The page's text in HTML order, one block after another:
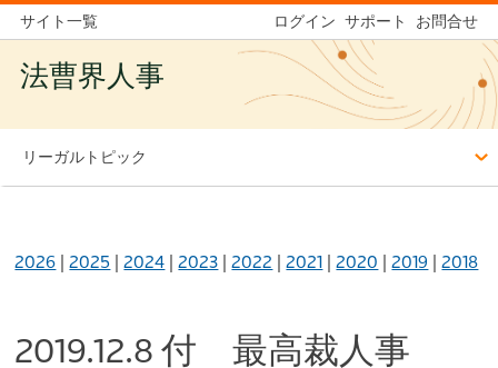
サイト一覧 ログイン サポート お問合せ
法曹界人事
リーガルトピック
2026 |2025 |2024 |2023 |2022 |2021 |2020 |2019 |2018
2019.12.8 付 最高裁人事